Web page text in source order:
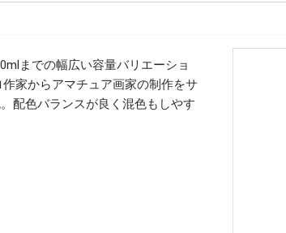
までの幅広い容量バリエーショ
家からアマチュア画家の制作をサ
配色バランスが良く混色もしやす